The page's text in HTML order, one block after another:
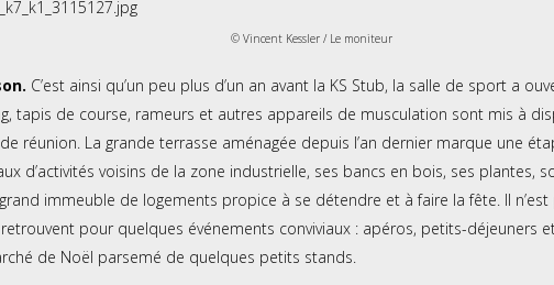
© Vincent Kessler / Le moniteur
C’est ainsi qu’un peu plus d’un an avant la KS Stub, la salle de sport a
tapis de course, rameurs et autres appareils de musculation sont mis à
réunion. La grande terrasse aménagée depuis l’an dernier marque une
d’activités voisins de la zone industrielle, ses bancs en bois, ses plantes,
immeuble de logements propice à se détendre et à faire la fête. Il
pour quelques événements conviviaux : apéros, petits-déjeuners
de Noël parsemé de quelques petits stands.